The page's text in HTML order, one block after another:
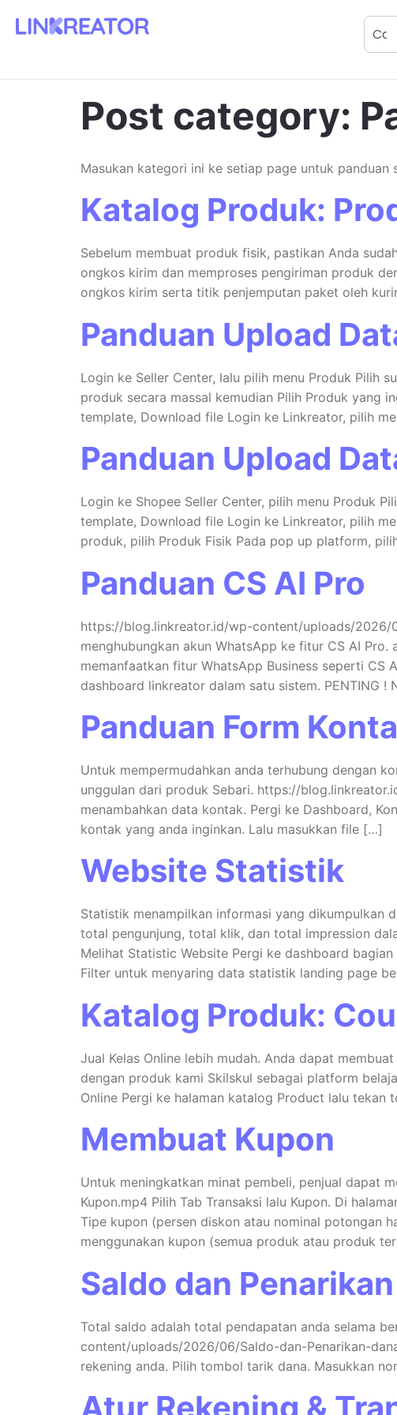
Post category:
Masukan kategori ini ke setiap page untuk panduan
Katalog Produk:
Sebelum membuat produk fisik, pastikan Anda
ongkos kirim dan memproses pengiriman produk
ongkos kirim serta titik penjemputan paket oleh
Panduan Upload
Login ke Seller Center, lalu pilih menu Produk Pilih
produk secara massal kemudian Pilih Produk yang
template, Download file Login ke Linkreator, pilih
Panduan Upload
Login ke Shopee Seller Center, pilih menu Produk
template, Download file Login ke Linkreator, pilih
produk, pilih Produk Fisik Pada pop up platform,
Panduan CS AI Pro
https://blog.linkreator.id/wp-content/uploads/2026/
menghubungkan akun WhatsApp ke fitur CS AI
memanfaatkan fitur WhatsApp Business seperti CS
dashboard linkreator dalam satu sistem. PENTING
Panduan Form
Untuk mempermudahkan anda terhubung dengan
unggulan dari produk Sebari. https://
menambahkan data kontak. Pergi ke Dashboard,
kontak yang anda inginkan. Lalu masukkan file […]
Website Statistik
Statistik menampilkan informasi yang dikumpulkan
total pengunjung, total klik, dan total impression
Melihat Statistic Website Pergi ke dashboard
Filter untuk menyaring data statistik landing page
Katalog Produk:
Jual Kelas Online lebih mudah. Anda dapat
dengan produk kami Skilskul sebagai platform
Online Pergi ke halaman katalog Product lalu
Membuat Kupon
Untuk meningkatkan minat pembeli, penjual dapat
Kupon.mp4 Pilih Tab Transaksi lalu Kupon. Di
Tipe kupon (persen diskon atau nominal potongan
menggunakan kupon (semua produk atau produk
Saldo dan
Total saldo adalah total pendapatan anda selama
content/uploads/2026/06/Saldo-dan-Penarikan-
rekening anda. Pilih tombol tarik dana. Masukkan